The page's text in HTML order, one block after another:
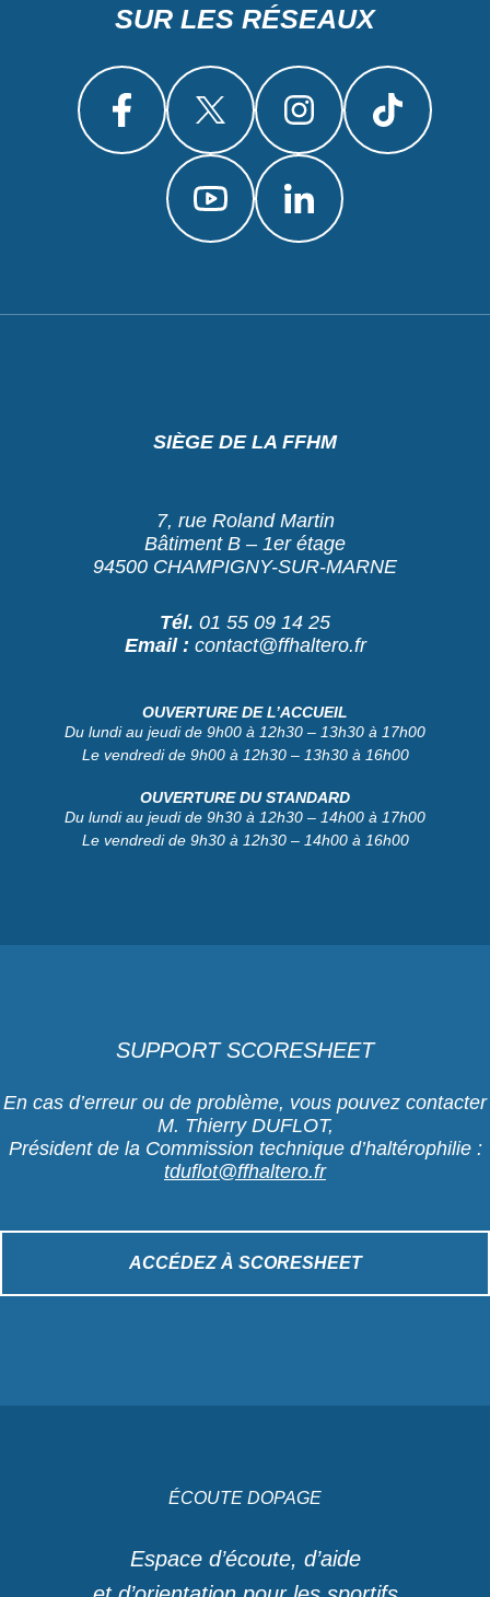
SUR LES RÉSEAUX
SIÈGE DE LA FFHM
7, rue Roland Martin
Bâtiment B – 1er étage
94500 CHAMPIGNY-SUR-MARNE
Tél. 01 55 09 14 25
Email : contact@ffhaltero.fr
OUVERTURE DE L’ACCUEIL
Du lundi au jeudi de 9h00 à 12h30 – 13h30 à 17h00
Le vendredi de 9h00 à 12h30 – 13h30 à 16h00
OUVERTURE DU STANDARD
Du lundi au jeudi de 9h30 à 12h30 – 14h00 à 17h00
Le vendredi de 9h30 à 12h30 – 14h00 à 16h00
SUPPORT SCORESHEET
En cas d’erreur ou de problème, vous pouvez contacter
M. Thierry DUFLOT,
Président de la Commission technique d’haltérophilie :
tduflot@ffhaltero.fr
ACCÉDEZ À SCORESHEET
ÉCOUTE DOPAGE
Espace d’écoute, d’aide